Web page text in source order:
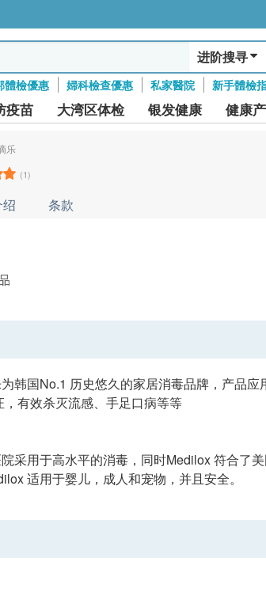
进阶搜寻
體檢優惠 婦科檢查優惠 私家醫院 新手體檢
疫苗 大湾区体检 银发健康 健康
乐
(1)
条款
韩国No.1 历史悠久的家居消毒品牌，产品
有效杀灭流感、手足口病等等
采用于高水平的消毒，同时Medilox 符合了
适用于婴儿，成人和宠物，并且安全。